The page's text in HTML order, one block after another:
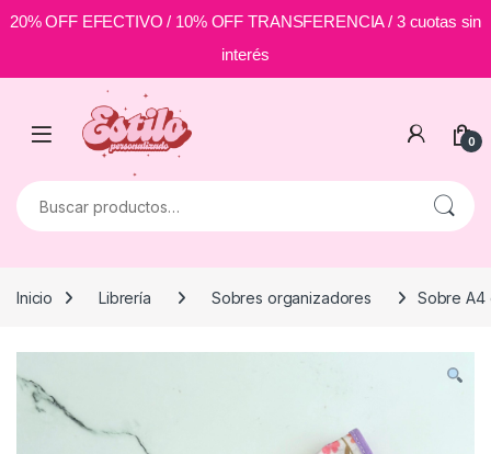
20% OFF EFECTIVO / 10% OFF TRANSFERENCIA / 3 cuotas sin
interés
Skip to navigation
0
Buscar por:
Inicio Librería Sobres organizadores Sobre A4